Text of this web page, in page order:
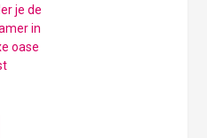
je de
in
oase